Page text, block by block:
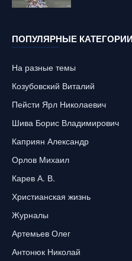
ПОПУЛЯРНЫЕ КАТЕГОРИИ
На разные темы
Козубовский Виталий
Пейсти Ярл Николаевич
Шива Борис Владимирович
Каприян Александр
Орлов Михаил
Карев А. В.
Христианская жизнь
Журналы
Артемьев Олег
Антонюк Николай